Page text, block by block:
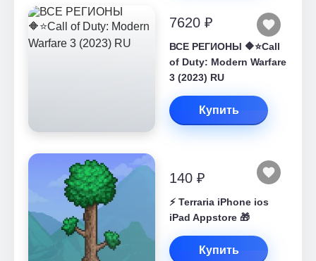
7620 ₽
ВСЕ РЕГИОНЫ 🔶⭐Call
of Duty: Modern Warfare
3 (2023) RU
Купить
140 ₽
⚡️ Terraria iPhone ios
iPad Appstore 🎁
Купить